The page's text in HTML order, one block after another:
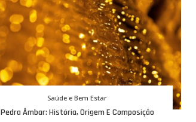
Saúde e Bem Estar
Pedra Âmbar: História, Origem E Composição